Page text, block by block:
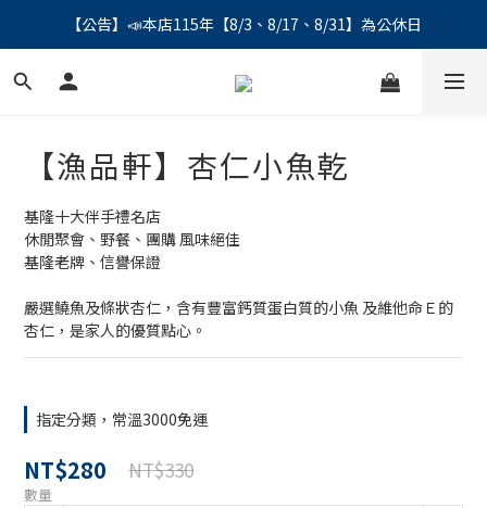
【公告】📣本店115年【8/3、8/17、8/31】為公休日
【公告】📣本店115年【8/3、8/17、8/31】為公休日
＼會員募集中／ 📣 LINE帳號綁定註冊成功，馬上領💰150
【漁品軒】杏仁小魚乾
基隆十大伴手禮名店
休閒聚會、野餐、團購 風味絕佳
基隆老牌、信譽保證
嚴選鱙魚及條狀杏仁，含有豐富鈣質蛋白質的小魚 及維他命Ｅ的
杏仁，是家人的優質點心。
指定分類，常溫3000免運
NT$280 NT$330
數量